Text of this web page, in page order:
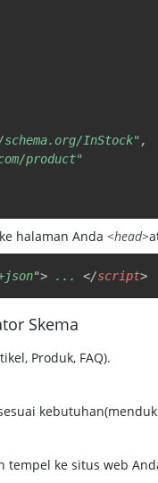
InStock" ,
product"
halaman Anda <head>
"> ... </script>
Skema
Produk, FAQ).
tempel ke situs web